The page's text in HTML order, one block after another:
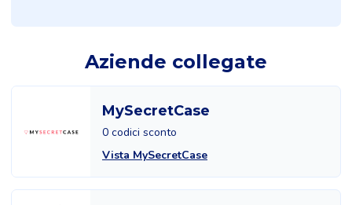
Aziende collegate
MySecretCase
0 codici sconto
Vista MySecretCase